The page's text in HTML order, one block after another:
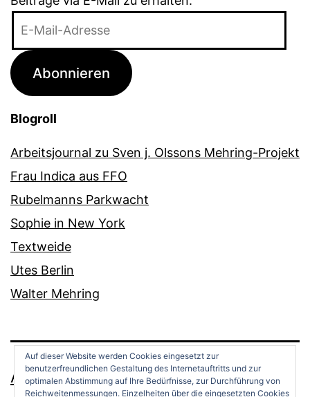
Adresse
Abonnieren
Blogroll
Arbeitsjournal zu Sven j. Olssons Mehring-Projekt
Frau Indica aus FFO
Rubelmanns Parkwacht
Sophie in New York
Textweide
Utes Berlin
Walter Mehring
ANDREAS OPPERMANN
Auf dieser Website werden Cookies eingesetzt zur
benutzerfreundlichen Gestaltung des Internetauftritts und zur
optimalen Abstimmung auf Ihre Bedürfnisse, zur Durchführung von
Reichweitenmessungen. Einzelheiten über die eingesetzten Cookies